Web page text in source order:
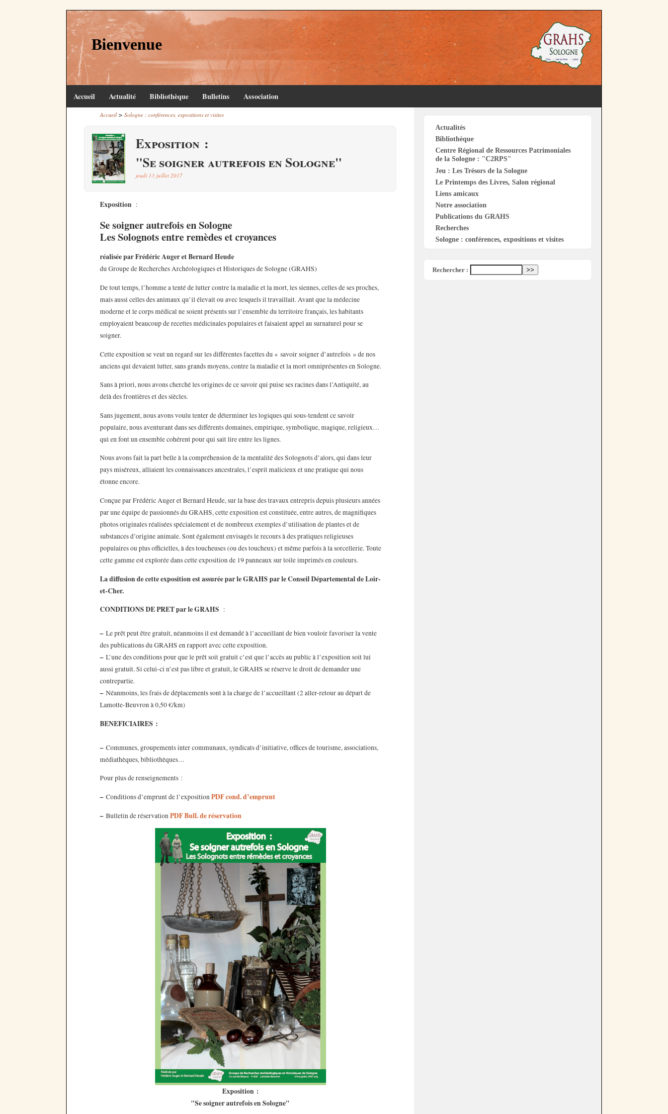
Bienvenue
Accueil Actualité Bibliothèque Bulletins Association
Accueil> Sologne : conférences, expositions et visites
Exposition :
"Se soigner autrefois en Sologne"
jeudi 13 juillet 2017
Exposition :
Se soigner autrefois en Sologne
Les Solognots entre remèdes et croyances
réalisée par Frédéric Auger et Bernard Heude
du Groupe de Recherches Archéologiques et Historiques de Sologne (GRAHS)
De tout temps, l’homme a tenté de lutter contre la maladie et la mort, les siennes, celles de ses proches,
mais aussi celles des animaux qu’il élevait ou avec lesquels il travaillait. Avant que la médecine
moderne et le corps médical ne soient présents sur l’ensemble du territoire français, les habitants
employaient beaucoup de recettes médicinales populaires et faisaient appel au surnaturel pour se
soigner.
Cette exposition se veut un regard sur les différentes facettes du « savoir soigner d’autrefois » de nos
anciens qui devaient lutter, sans grands moyens, contre la maladie et la mort omniprésentes en Sologne.
Sans à priori, nous avons cherché les origines de ce savoir qui puise ses racines dans l’Antiquité, au
delà des frontières et des siècles.
Sans jugement, nous avons voulu tenter de déterminer les logiques qui sous-tendent ce savoir
populaire, nous aventurant dans ses différents domaines, empirique, symbolique, magique, religieux…
qui en font un ensemble cohérent pour qui sait lire entre les lignes.
Nous avons fait la part belle à la compréhension de la mentalité des Solognots d’alors, qui dans leur
pays miséreux, alliaient les connaissances ancestrales, l’esprit malicieux et une pratique qui nous
étonne encore.
Conçue par Frédéric Auger et Bernard Heude, sur la base des travaux entrepris depuis plusieurs années
par une équipe de passionnés du GRAHS, cette exposition est constituée, entre autres, de magnifiques
photos originales réalisées spécialement et de nombreux exemples d’utilisation de plantes et de
substances d’origine animale. Sont également envisagés le recours à des pratiques religieuses
populaires ou plus officielles, à des toucheuses (ou des toucheux) et même parfois à la sorcellerie. Toute
cette gamme est explorée dans cette exposition de 19 panneaux sur toile imprimés en couleurs.
La diffusion de cette exposition est assurée par le GRAHS par le Conseil Départemental de Loir-
et-Cher.
CONDITIONS DE PRET par le GRAHS :
–Le prêt peut être gratuit, néanmoins il est demandé à l’accueillant de bien vouloir favoriser la vente
des publications du GRAHS en rapport avec cette exposition.
–L’une des conditions pour que le prêt soit gratuit c’est que l’accès au public à l’exposition soit lui
aussi gratuit. Si celui-ci n’est pas libre et gratuit, le GRAHS se réserve le droit de demander une
contrepartie.
–Néanmoins, les frais de déplacements sont à la charge de l’accueillant (2 aller-retour au départ de
Lamotte-Beuvron à 0,50 €/km)
BENEFICIAIRES :
–Communes, groupements inter communaux, syndicats d’initiative, offices de tourisme, associations,
médiathèques, bibliothèques…
Pour plus de renseignements :
–Conditions d’emprunt de l’expositionPDF cond. d’emprunt
–Bulletin de réservation PDF Bull. de réservation
Exposition :
"Se soigner autrefois en Sologne"
Actualités
Bibliothèque
Centre Régional de Ressources Patrimoniales
de la Sologne : "C2RPS"
Jeu : Les Trésors de la Sologne
Le Printemps des Livres, Salon régional
Liens amicaux
Notre association
Publications du GRAHS
Recherches
Sologne : conférences, expositions et visites
Rechercher :